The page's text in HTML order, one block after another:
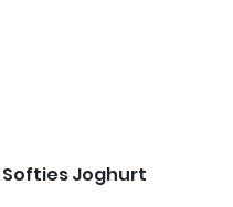
Softies Joghurt